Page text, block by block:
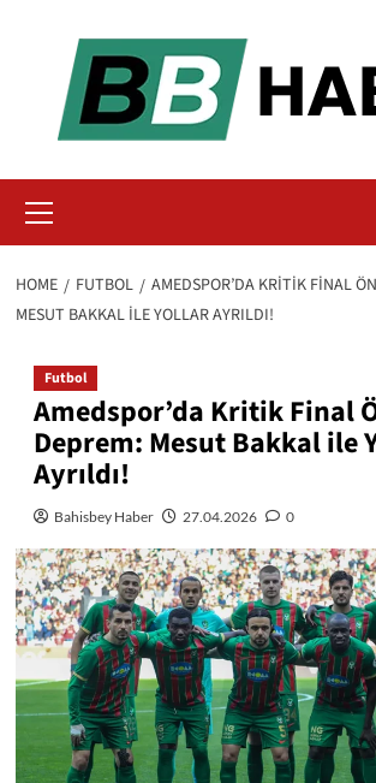
Menu
HOME FUTBOL
AMEDSPOR’DA KRITIK FINAL
MESUT BAKKAL ILE YOLLAR AYRILDI!
Futbol
Amedspor’da Kritik Final
Deprem: Mesut Bakkal ile
Ayrıldı!
Bahisbey Haber 27.04.2026 0